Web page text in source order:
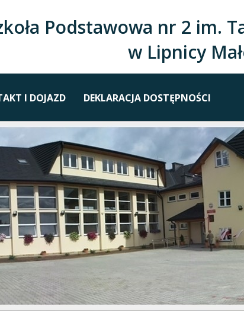
Podstawowa nr 2 im.
w Lipnicy
I DOJAZD DEKLARACJA DOSTĘPNOŚCI